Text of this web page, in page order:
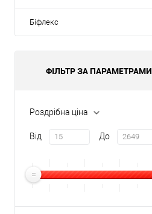
Біфлекс
ФІЛЬТР ЗА ПАРАМЕТРАМИ
Роздрібна ціна
Від До